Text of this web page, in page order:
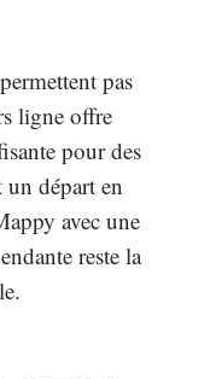
pas
ligne offre
pour des
un départ en
avec une
reste la